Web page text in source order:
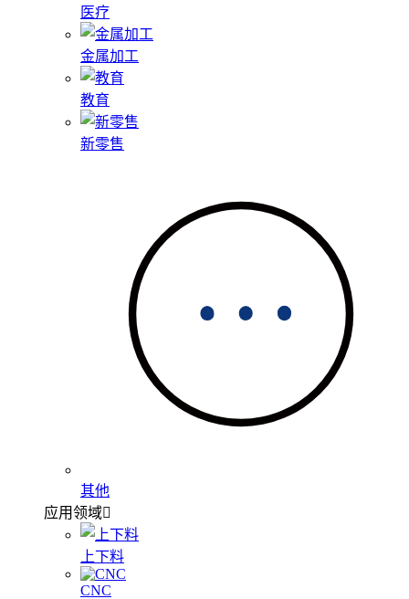
医疗
金属加工
教育
新零售
其他
应用领域
上下料
CNC